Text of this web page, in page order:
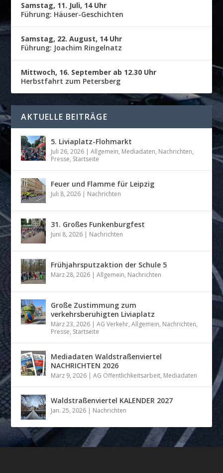
Samstag, 11. Juli, 14 Uhr
Führung: Häuser-Geschichten
Samstag, 22. August, 14 Uhr
Führung: Joachim Ringelnatz
Mittwoch, 16. September ab 12.30 Uhr
Herbstfahrt zum Petersberg
AKTUELLE BEITRÄGE
5. Liviaplatz-Flohmarkt
Juli 26, 2026 |Allgemein, Mediadaten, Nachrichten,
Presse, Startseite
Feuer und Flamme für Leipzig
Juli 8, 2026 | Nachrichten
31. Großes Funkenburgfest
Juni 8, 2026 | Nachrichten
Frühjahrsputzaktion der Schule 5
März 28, 2026 |Allgemein, Nachrichten
Große Zustimmung zum
verkehrsberuhigten Liviaplatz
März 23, 2026 |AG Verkehr,Allgemein, Nachrichten,
Presse, Startseite
Mediadaten Waldstraßenviertel
NACHRICHTEN 2026
März 9, 2026 |AG Öffentlichkeitsarbeit, Mediadaten
Waldstraßenviertel KALENDER 2027
Jan. 25, 2026 | Nachrichten